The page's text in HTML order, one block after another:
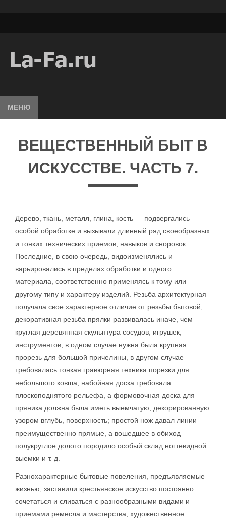
МЕНЮ
ВЕЩЕСТВЕННЫЙ БЫТ В
ИСКУССТВЕ. ЧАСТЬ 7.
Дерево, ткань, металл, глина, кость — подвергались
особой обработке и вызывали длинный ряд своеобразных
и тонких технических приемов, навыков и сноровок.
Последние, в свою очередь, видоизменялись и
варьировались в пределах обработки и одного
материала, соответственно применяясь к тому или
другому типу и характеру изделий. Резьба архитектурная
получала свое характерное отличие от резьбы бытовой;
декоративная резьба прялки развивалась иначе, чем
круглая деревянная скульптура сосудов, игрушек,
инструментов; в одном случае нужна была крупная
прорезь для большой причелины, в другом случае
требовалась тонкая гравюрная техника порезки для
небольшого ковша; набойная доска требовала
плоскоподнятого рельефа, а формовочная доска для
пряника должна была иметь выемчатую, декорированную
узором вглубь, поверхность; простой нож давал линии
преимущественно прямые, а вошедшее в обиход
полукруглое долото породило особый склад ногтевидной
выемки и т. д.
Разнохарактерные бытовые повеления, предъявляемые
жизнью, заставили крестьянское искусство постоянно
сочетаться и сливаться с разнообразными видами и
приемами ремесла и мастерства; художественное